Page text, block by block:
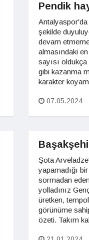
Pendik
Antalyaspor'da
şekilde
devam
almasındaki
sayısı
gibi kazanma
karakter
07.05.2024
Şota
yapamadığı
sormadan
yolladınız
üretken,
görünüme
özeti. Takım